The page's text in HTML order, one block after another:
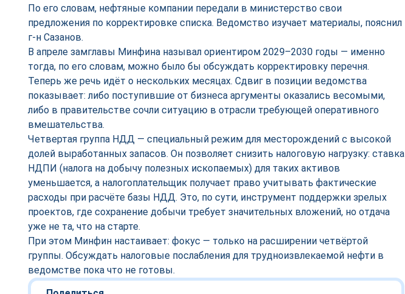
По его словам, нефтяные компании передали в министерство свои
предложения по корректировке списка. Ведомство изучает материалы, пояснил
г-н Сазанов.
В апреле замглавы Минфина называл ориентиром 2029–2030 годы — именно
тогда, по его словам, можно было бы обсуждать корректировку перечня.
Теперь же речь идёт о нескольких месяцах. Сдвиг в позиции ведомства
показывает: либо поступившие от бизнеса аргументы оказались весомыми,
либо в правительстве сочли ситуацию в отрасли требующей оперативного
вмешательства.
Четвертая группа НДД — специальный режим для месторождений с высокой
долей выработанных запасов. Он позволяет снизить налоговую нагрузку: ставка
НДПИ (налога на добычу полезных ископаемых) для таких активов
уменьшается, а налогоплательщик получает право учитывать фактические
расходы при расчёте базы НДД. Это, по сути, инструмент поддержки зрелых
проектов, где сохранение добычи требует значительных вложений, но отдача
уже не та, что на старте.
При этом Минфин настаивает: фокус — только на расширении четвёртой
группы. Обсуждать налоговые послабления для трудноизвлекаемой нефти в
ведомстве пока что не готовы.